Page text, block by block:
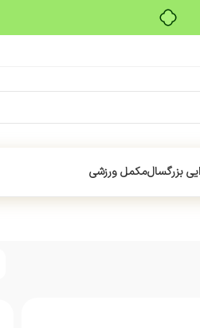
بزرگسالمکمل ورزشی